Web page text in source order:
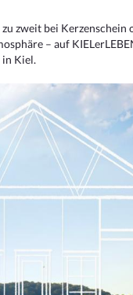
zweit bei Kerzenschein
– auf
in Kiel.